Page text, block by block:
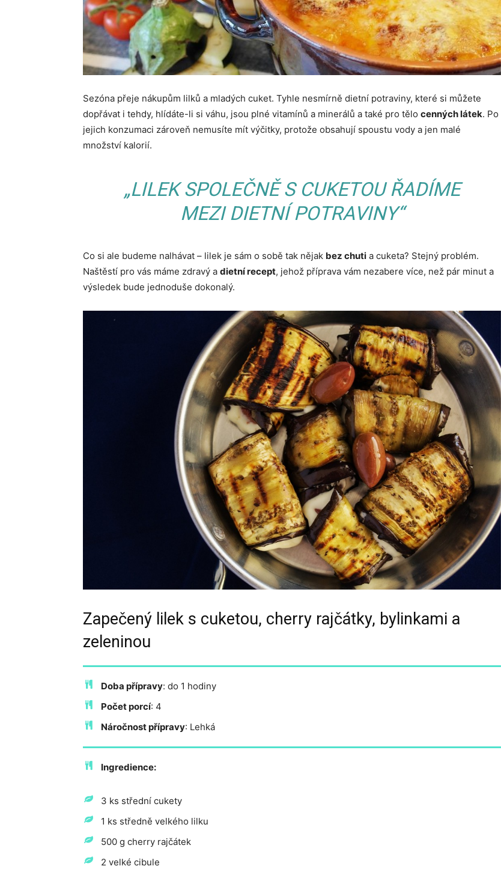
Sezóna přeje nákupům lilků a mladých cuket. Tyhle nesmírně dietní potraviny, které si můžete
dopřávat i tehdy, hlídáte-li si váhu, jsou plné vitamínů a minerálů a také pro tělo cenných látek. Po
jejich konzumaci zároveň nemusíte mít výčitky, protože obsahují spoustu vody a jen malé
množství kalorií.
„LILEK SPOLEČNĚ S CUKETOU ŘADÍME
MEZI DIETNÍ POTRAVINY“
Co si ale budeme nalhávat – lilek je sám o sobě tak nějak bez chuti a cuketa? Stejný problém.
Naštěstí pro vás máme zdravý a dietní recept, jehož příprava vám nezabere více, než pár minut a
výsledek bude jednoduše dokonalý.
Zapečený lilek s cuketou, cherry rajčátky, bylinkami a
zeleninou
Doba přípravy: do 1 hodiny
Počet porcí: 4
Náročnost přípravy: Lehká
Ingredience:
3 ks střední cukety
1 ks středně velkého lilku
500 g cherry rajčátek
2 velké cibule